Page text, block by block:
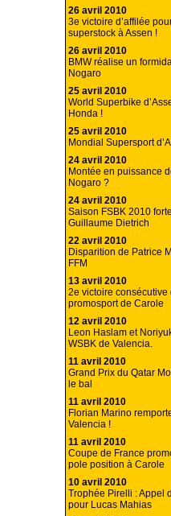
26 avril 2010
3e victoire d’affilée
superstock à Assen !
26 avril 2010
BMW réalise un
Nogaro
25 avril 2010
World Superbike
Honda !
25 avril 2010
Mondial Supersport
24 avril 2010
Montée en puissance
Nogaro ?
24 avril 2010
Saison FSBK 2010
Guillaume Dietrich
22 avril 2010
Disparition de Patrice
FFM
13 avril 2010
2e victoire
promosport de Carole
12 avril 2010
Leon Haslam et
WSBK de Valencia.
11 avril 2010
Grand Prix du Qatar
le bal
11 avril 2010
Florian Marino
Valencia !
11 avril 2010
Coupe de France
pole position à Carole
10 avril 2010
Trophée Pirelli : Appel
pour Lucas Mahias